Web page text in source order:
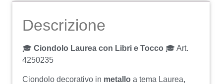
Descrizione
🎓 Ciondolo Laurea con Libri e Tocco 🎓 Art.
4250235
Ciondolo decorativo in metallo a tema Laurea,